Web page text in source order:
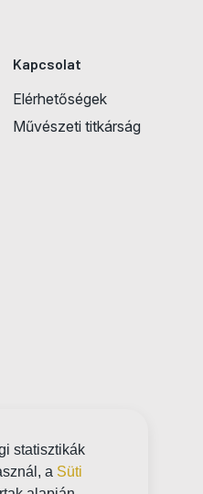
statisztikák
a Süti
Kapcsolat
Elérhetőségek
Művészeti titkárság